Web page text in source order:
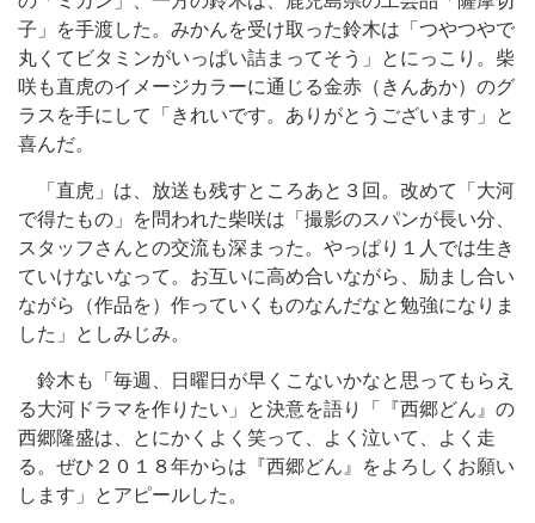
子」を手渡した。みかんを受け取った鈴木は「つやつやで
丸くてビタミンがいっぱい詰まってそう」とにっこり。柴
咲も直虎のイメージカラーに通じる金赤（きんあか）のグ
ラスを手にして「きれいです。ありがとうございます」と
喜んだ。
「直虎」は、放送も残すところあと３回。改めて「大河
で得たもの」を問われた柴咲は「撮影のスパンが長い分、
スタッフさんとの交流も深まった。やっぱり１人では生き
ていけないなって。お互いに高め合いながら、励まし合い
ながら（作品を）作っていくものなんだなと勉強になりま
した」としみじみ。
鈴木も「毎週、日曜日が早くこないかなと思ってもらえ
る大河ドラマを作りたい」と決意を語り「『西郷どん』の
西郷隆盛は、とにかくよく笑って、よく泣いて、よく走
る。ぜひ２０１８年からは『西郷どん』をよろしくお願い
します」とアピールした。